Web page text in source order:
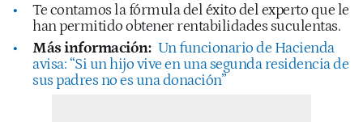
Te contamos la fórmula del éxito del experto que le
han permitido obtener rentabilidades suculentas.
Más información: Un funcionario de Hacienda
avisa: “Si un hijo vive en una segunda residencia de
sus padres no es una donación”